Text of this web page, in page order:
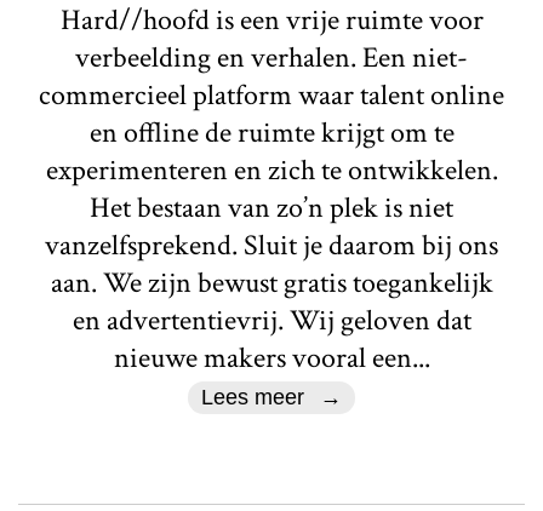
Hard//hoofd is een vrije ruimte voor
verbeelding en verhalen. Een niet-
commercieel platform waar talent online
en offline de ruimte krijgt om te
experimenteren en zich te ontwikkelen.
Het bestaan van zo’n plek is niet
vanzelfsprekend. Sluit je daarom bij ons
aan. We zijn bewust gratis toegankelijk
en advertentievrij. Wij geloven dat
nieuwe makers vooral een...
Lees meer